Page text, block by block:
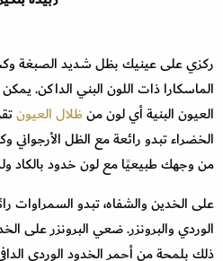
ركزي على عينيك بظل شديد الصبغة
الماسكارا ذات اللون البني الداكن.
العيون البنية أي لون منظلال العيون
الخضراء تبدو رائعة مع الظل
من وجهك طبيعيًا مع لون خدود بالكاد
على الخدين والشفاه، تبدو السمراوات
الوردي والبرونزر. ضعي البرونزر على
ذلك بلمحة من أحمر الخدود الوردي